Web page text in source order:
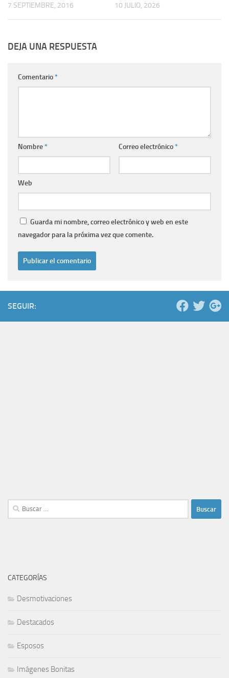
7 SEPTIEMBRE, 2016 10 JULIO, 2026
DEJA UNA RESPUESTA
Comentario*
Nombre* Correo electrónico*
Web
Guarda mi nombre, correo electrónico y web en este
navegador para la próxima vez que comente.
SEGUIR:
Buscar:
CATEGORÍAS
Desmotivaciones
Destacados
Esposos
Imágenes Bonitas